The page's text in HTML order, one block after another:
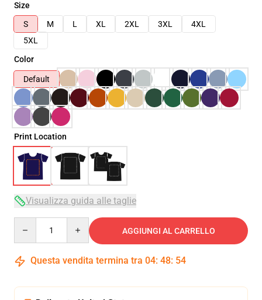
Size
S
M L XL 2XL 3XL
4XL
5XL
Color
Default
Print Location
Visualizza guida alle taglie
AGGIUNGI AL CARRELLO
Questa vendita termina tra 04: 48: 53